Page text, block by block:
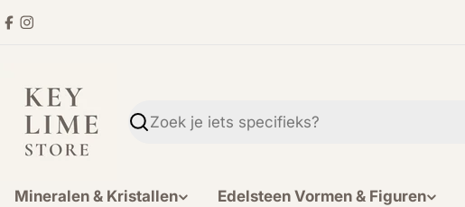
Ga
inhoud
Facebook
Instagram
Zoekopdracht
Mineralen & Kristallen Edelsteen Vormen & Figuren